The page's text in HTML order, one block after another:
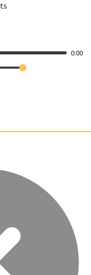
0:00